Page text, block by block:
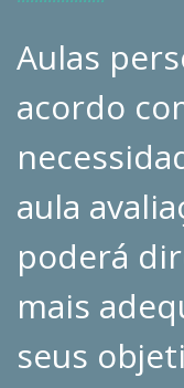
Aulas
acordo
aula
poderá
mais
seus